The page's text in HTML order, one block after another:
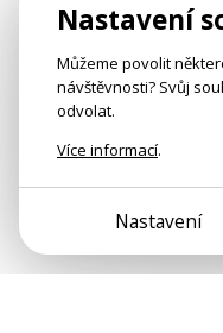
Nastavení
Můžeme povolit
návštěvnosti? Svůj
odvolat.
Více informací.
Nastavení